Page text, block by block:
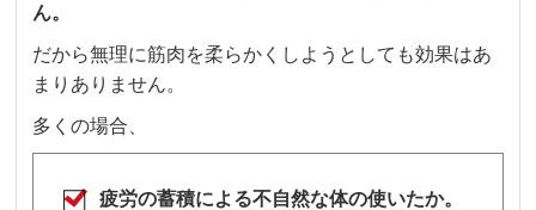
ん。
だから無理に筋肉を柔らかくしようとしても効果はあ
まりありません。
多くの場合、
疲労の蓄積による不自然な体の使いたか。